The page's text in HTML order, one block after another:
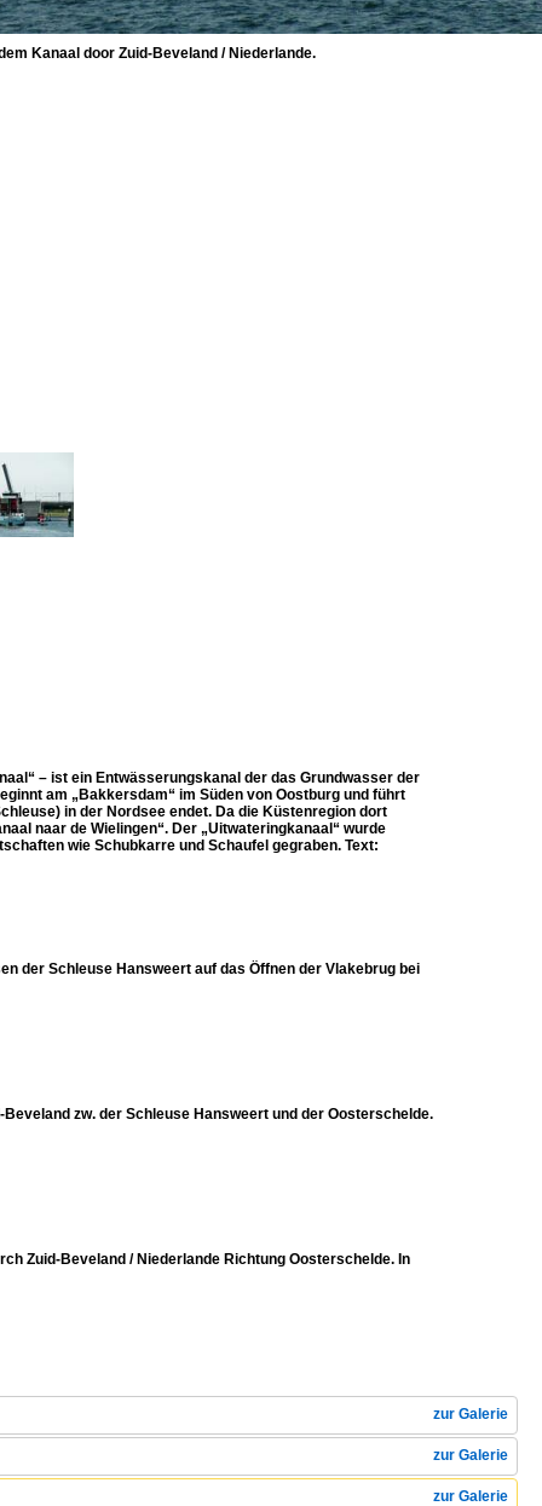
Kanaal door Zuid-Beveland / Niederlande.
– ist ein Entwässerungskanal der das Grundwasser der
am „Bakkersdam“ im Süden von Oostburg und führt
in der Nordsee endet. Da die Küstenregion dort
naar de Wielingen“. Der „Uitwateringkanaal“ wurde
wie Schubkarre und Schaufel gegraben. Text:
der Schleuse Hansweert auf das Öffnen der Vlakebrug bei
Beveland zw. der Schleuse Hansweert und der Oosterschelde.
Zuid-Beveland / Niederlande Richtung Oosterschelde. In
zur Galerie
zur Galerie
zur Galerie